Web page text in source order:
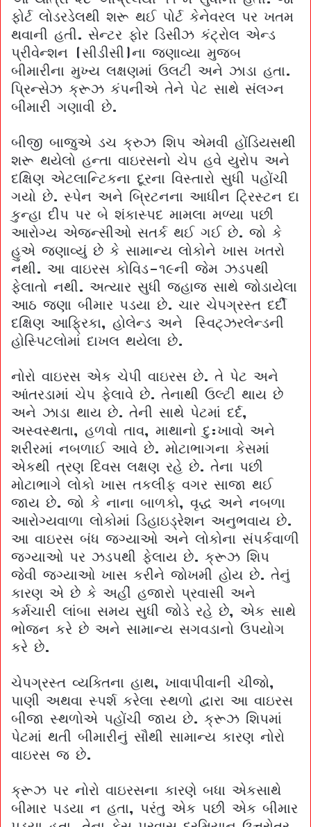
ફોર્ટ લોડરડેલથી શરૂ થઈ પોર્ટ કેનેવરલ પર ખતમ
થવાની હતી. સેન્ટર ફોર ડિસીઝ કંટ્રોલ એન્ડ
પ્રીવેન્શન (સીડીસી)ના જણાવ્યા મુજબ
બીમારીના મુખ્ય લક્ષણમાં ઉલટી અને ઝાડા હતા.
પ્રિન્સેઝ ક્રૂઝ કંપનીએ તેને પેટ સાથે સંલગ્ન
બીમારી ગણાવી છે.
બીજી બાજુએ ડચ ક્રુઝ શિપ એમવી હોંડિયસથી
શરૂ થયેલો હન્તા વાઇરસનો ચેપ હવે યુરોપ અને
દક્ષિણ એટલાન્ટિકના દૂરના વિસ્તારો સુધી પહોંચી
ગયો છે. સ્પેન અને બ્રિટનના આધીન ટ્રિસ્ટન દા
કુન્હા દીપ પર બે શંકાસ્પદ મામલા મળ્યા પછી
આરોગ્ય એજન્સીઓ સતર્ક થઈ ગઈ છે. જો કે
હુએ જણાવ્યું છે કે સામાન્ય લોકોને ખાસ ખતરો
નથી. આ વાઇરસ કોવિડ-૧૯ની જેમ ઝડપથી
ફેલાતો નથી. અત્યાર સુધી જહાજ સાથે જોડાયેલા
આઠ જણા બીમાર પડયા છે. ચાર ચેપગ્રસ્ત દર્દી
દક્ષિણ આફ્રિકા, હોલેન્ડ અને સ્વિટ્ઝરલેન્ડની
હોસ્પિટલોમાં દાખલ થયેલા છે.
નોરો વાઇરસ એક ચેપી વાઇરસ છે. તે પેટ અને
આંતરડામાં ચેપ ફેલાવે છે. તેનાથી ઉલ્ટી થાય છે
અને ઝાડા થાય છે. તેની સાથે પેટમાં દર્દ,
અસ્વસ્થતા, હળવો તાવ, માથાનો દુ:ખાવો અને
શરીરમાં નબળાઈ આવે છે. મોટાભાગના કેસમાં
એકથી ત્રણ દિવસ લક્ષણ રહે છે. તેના પછી
મોટાભાગે લોકો ખાસ તકલીફ વગર સાજા થઈ
જાય છે. જો કે નાના બાળકો, વૃદ્ધ અને નબળા
આરોગ્યવાળા લોકોમાં ડિહાઇડ્રેશન અનુભવાય છે.
આ વાઇરસ બંધ જગ્યાઓ અને લોકોના સંપર્કવાળી
જગ્યાઓ પર ઝડપથી ફેલાય છે. ક્રૂઝ શિપ
જેવી જગ્યાઓ ખાસ કરીને જોખમી હોય છે. તેનું
કારણ એ છે કે અહીં હજારો પ્રવાસી અને
કર્મચારી લાંબા સમય સુધી જોડે રહે છે, એક સાથે
ભોજન કરે છે અને સામાન્ય સગવડાનો ઉપયોગ
કરે છે.
ચેપગ્રસ્ત વ્યક્તિના હાથ, ખાવાપીવાની ચીજો,
પાણી અથવા સ્પર્શ કરેલા સ્થળો દ્વારા આ વાઇરસ
બીજા સ્થળોએ પહોંચી જાય છે. ક્રૂઝ શિપમાં
પેટમાં થતી બીમારીનું સૌથી સામાન્ય કારણ નોરો
વાઇરસ જ છે.
ક્રૂઝ પર નોરો વાઇરસના કારણે બધા એકસાથે
બીમાર પડયા ન હતા, પરંતુ એક પછી એક બીમાર
પડયા હતા. તેના કેસ પ્રવાસ દરમિયાન ઉત્તરોતર